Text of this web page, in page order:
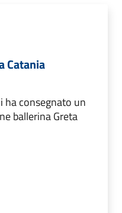
Catania
ha consegnato un
ballerina Greta